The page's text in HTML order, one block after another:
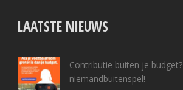
LAATSTE NIEUWS
Contributie buiten je budget?
niemandbuitenspel!